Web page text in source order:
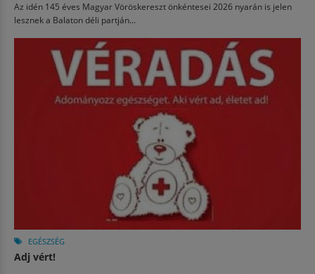
Az idén 145 éves Magyar Vöröskereszt önkéntesei 2026 nyarán is jelen
lesznek a Balaton déli partján...
EGÉSZSÉG
Adj vért!